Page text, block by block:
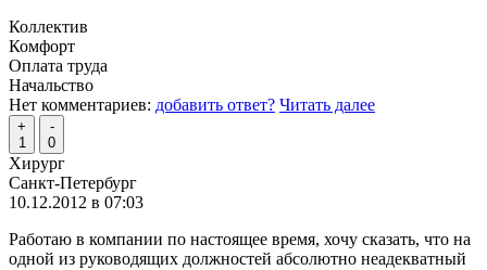
Коллектив
Комфорт
Оплата труда
Начальство
Нет комментариев: добавить ответ? Читать далее
+
1
-
0
Хирург
Санкт-Петербург
10.12.2012 в 07:03
Работаю в компании по настоящее время, хочу сказать, что на
одной из руководящих должностей абсолютно неадекватный